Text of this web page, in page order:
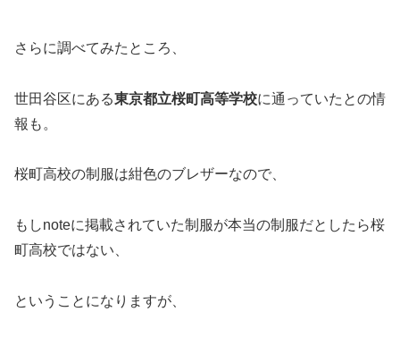
さらに調べてみたところ、
世田谷区にある東京都立桜町高等学校に通っていたとの情
報も。
桜町高校の制服は紺色のブレザーなので、
もしnoteに掲載されていた制服が本当の制服だとしたら桜
町高校ではない、
ということになりますが、